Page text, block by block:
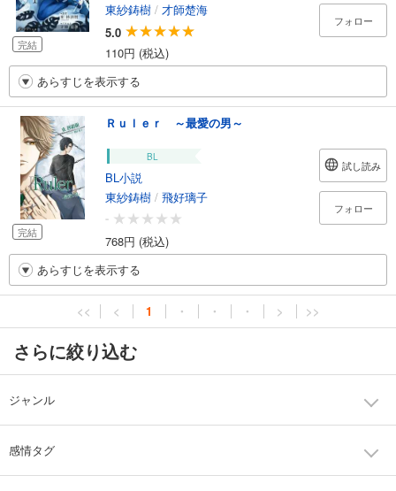
完結
東紗鋳樹 / 才師楚海
5.0
110円 (税込)
フォロー
あらすじを表示する
完結
Ｒｕｌｅｒ ～最愛の男～
BL
BL小説
東紗鋳樹 / 飛好璃子
-
768円 (税込)
試し読み
フォロー
あらすじを表示する
<< < 1 ・ ・ ・ > >>
さらに絞り込む
ジャンル
感情タグ